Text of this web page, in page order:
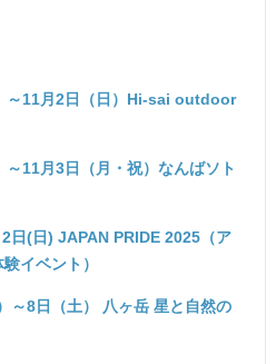
～11月2日（日）Hi-sai outdoor
～11月3日（月・祝）なんばソト
2日(日) JAPAN PRIDE 2025（ア
イベント）
～8日（土） 八ヶ岳 星と自然の